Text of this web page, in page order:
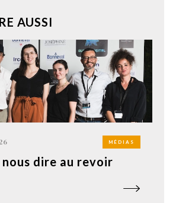
AUSSI
MÉDIAS
dire au revoir